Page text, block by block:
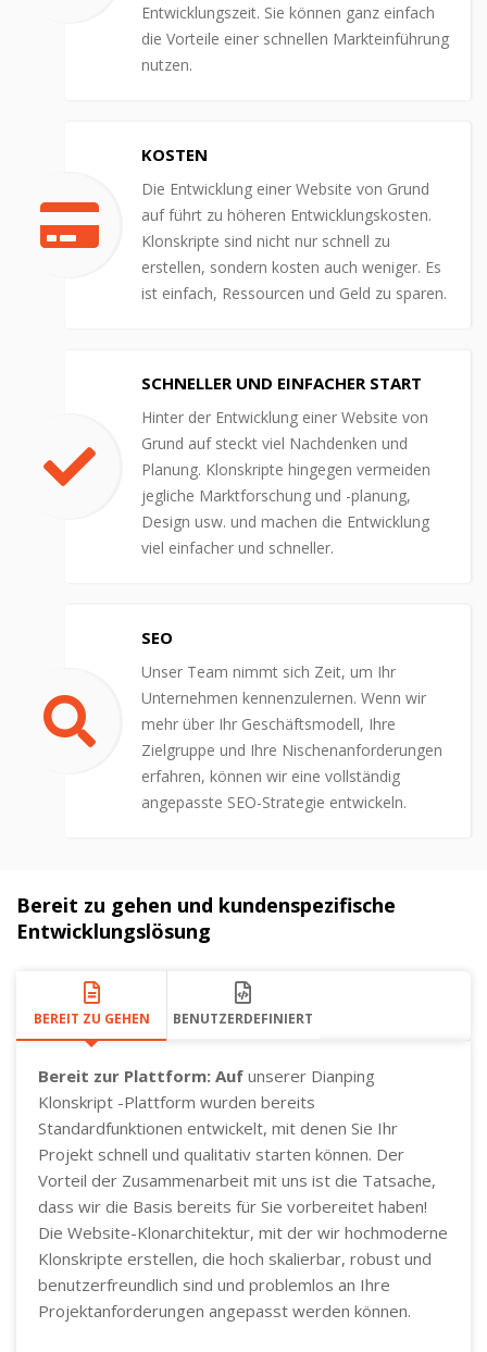
Entwicklungszeit. Sie können ganz einfach
die Vorteile einer schnellen Markteinführung
nutzen.
KOSTEN
Die Entwicklung einer Website von Grund
auf führt zu höheren Entwicklungskosten.
Klonskripte sind nicht nur schnell zu
erstellen, sondern kosten auch weniger. Es
ist einfach, Ressourcen und Geld zu sparen.
SCHNELLER UND EINFACHER START
Hinter der Entwicklung einer Website von
Grund auf steckt viel Nachdenken und
Planung. Klonskripte hingegen vermeiden
jegliche Marktforschung und -planung,
Design usw. und machen die Entwicklung
viel einfacher und schneller.
SEO
Unser Team nimmt sich Zeit, um Ihr
Unternehmen kennenzulernen. Wenn wir
mehr über Ihr Geschäftsmodell, Ihre
Zielgruppe und Ihre Nischenanforderungen
erfahren, können wir eine vollständig
angepasste SEO-Strategie entwickeln.
Bereit zu gehen und kundenspezifische
Entwicklungslösung
BEREIT ZU GEHEN BENUTZERDEFINIERT
Bereit zur Plattform: Auf unserer Dianping
Klonskript -Plattform wurden bereits
Standardfunktionen entwickelt, mit denen Sie Ihr
Projekt schnell und qualitativ starten können. Der
Vorteil der Zusammenarbeit mit uns ist die Tatsache,
dass wir die Basis bereits für Sie vorbereitet haben!
Die Website-Klonarchitektur, mit der wir hochmoderne
Klonskripte erstellen, die hoch skalierbar, robust und
benutzerfreundlich sind und problemlos an Ihre
Projektanforderungen angepasst werden können.